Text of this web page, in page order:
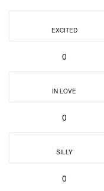
EXCITED
0
IN LOVE
0
SILLY
0